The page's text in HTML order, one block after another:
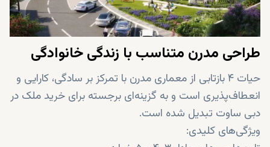
طراحی مدرن متناسب با زندگی خانوادگی
حیات ۴ بازتابی از معماری مدرن با تمرکز بر سادگی، کارایی و
انعطاف‌پذیری است و به گزینه‌ای برجسته برای خرید ملک در
دبی ساوت تبدیل شده است.
ویژگی‌های کلیدی: